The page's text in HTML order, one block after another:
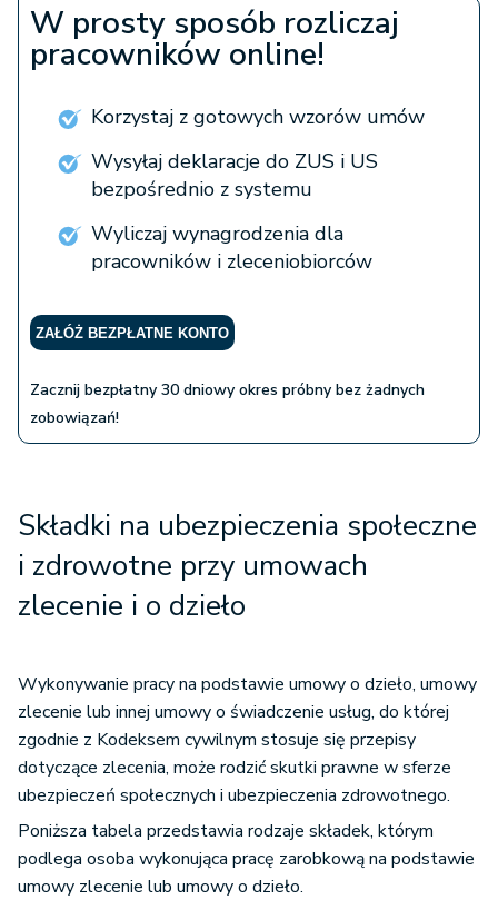
W prosty sposób rozliczaj
pracowników online!
Korzystaj z gotowych wzorów umów
Wysyłaj deklaracje do ZUS i US
bezpośrednio z systemu
Wyliczaj wynagrodzenia dla
pracowników i zleceniobiorców
ZAŁÓŻ BEZPŁATNE KONTO
Zacznij bezpłatny 30 dniowy okres próbny bez żadnych
zobowiązań!
Składki na ubezpieczenia społeczne
i zdrowotne przy umowach
zlecenie i o dzieło
Wykonywanie pracy na podstawie umowy o dzieło, umowy
zlecenie lub innej umowy o świadczenie usług, do której
zgodnie z Kodeksem cywilnym stosuje się przepisy
dotyczące zlecenia, może rodzić skutki prawne w sferze
ubezpieczeń społecznych i ubezpieczenia zdrowotnego.
Poniższa tabela przedstawia rodzaje składek, którym
podlega osoba wykonująca pracę zarobkową na podstawie
umowy zlecenie lub umowy o dzieło.